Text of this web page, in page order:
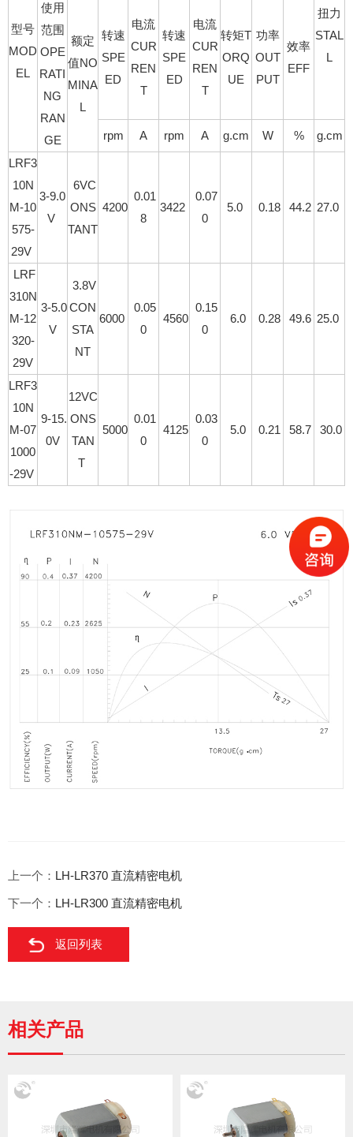
型号
MOD
EL
扭力
STAL
L
使用
范围
OPE
RATI
NG
RAN
GE
额定
值NO
MINA
L
转速
SPE
ED
电流
CUR
REN
T
转速
SPE
ED
电流
CUR
REN
T
转矩T
ORQ
UE
功率
OUT
PUT
效率
EFF
rpm A rpm A g.cm W % g.cm
LRF3
10N
M-10
575-
29V
3-9.0
V
6VC
ONS
TANT
4200
0.01
8
3422
0.07
0
5.0 0.18 44.2 27.0
LRF
310N
M-12
320-
29V
3-5.0
V
3.8V
CON
STA
NT
6000
0.05
0
4560
0.15
0
6.0 0.28 49.6 25.0
LRF3
10N
M-07
1000
-29V
9-15.
0V
12VC
ONS
TAN
T
5000
0.01
0
4125
0.03
0
5.0 0.21 58.7 30.0
上一个： LH-LR370 直流精密电机
下一个： LH-LR300 直流精密电机
返回列表
相关产品